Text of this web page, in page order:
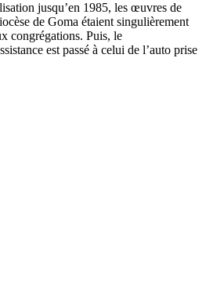
jusqu’en 1985, les œuvres de
de Goma étaient singulièrement
congrégations. Puis, le
est passé à celui de l’auto prise